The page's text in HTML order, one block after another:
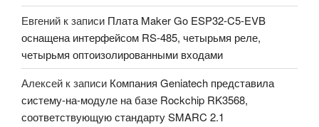
Евгений к записи Плата Maker Go ESP32-C5-EVB
оснащена интерфейсом RS-485, четырьмя реле,
четырьмя оптоизолированными входами
Алексей к записи Компания Geniatech представила
систему-на-модуле на базе Rockchip RK3568,
соответствующую стандарту SMARC 2.1